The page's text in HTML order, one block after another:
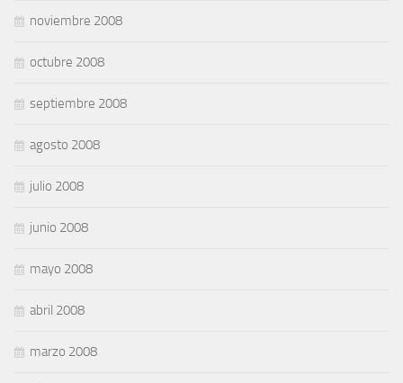
noviembre 2008
octubre 2008
septiembre 2008
agosto 2008
julio 2008
junio 2008
mayo 2008
abril 2008
marzo 2008